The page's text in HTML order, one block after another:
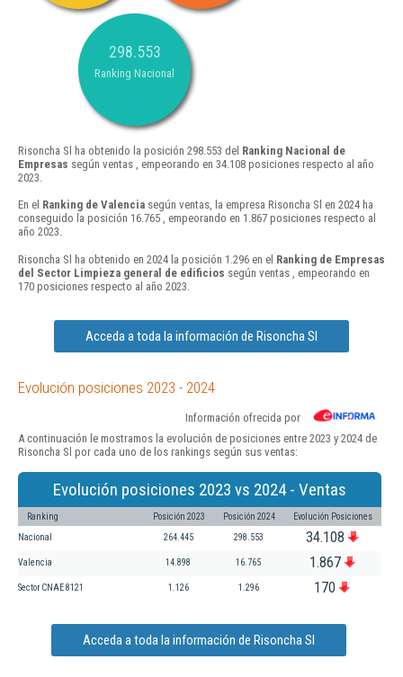
298.553
Ranking Nacional
Risoncha Sl ha obtenido la posición 298.553 del Ranking Nacional de
Empresas según ventas , empeorando en 34.108 posiciones respecto al año
2023.
En el Ranking de Valencia según ventas, la empresa Risoncha Sl en 2024 ha
conseguido la posición 16.765 , empeorando en 1.867 posiciones respecto al
año 2023.
Risoncha Sl ha obtenido en 2024 la posición 1.296 en el Ranking de Empresas
del Sector Limpieza general de edificios según ventas , empeorando en
170 posiciones respecto al año 2023.
Acceda a toda la información de Risoncha Sl
Evolución posiciones 2023 - 2024
Información ofrecida por
A continuación le mostramos la evolución de posiciones entre 2023 y 2024 de
Risoncha Sl por cada uno de los rankings según sus ventas:
Evolución posiciones 2023 vs 2024 - Ventas
Ranking Posición 2023 Posición 2024 Evolución Posiciones
Nacional 264.445 298.553 34.108
Valencia 14.898 16.765 1.867
Sector CNAE 8121 1.126 1.296 170
Acceda a toda la información de Risoncha Sl